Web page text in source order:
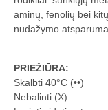
aminų, fenolių bei
nudažymo
PRIEŽIŪRA:
Skalbti 40°C (••)
Nebalinti (X)